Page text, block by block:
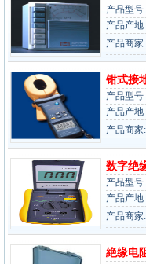
产品型号
产品产
产品商家
钳式接
产品型号
产品产
产品商家
数字绝
产品型号
产品产
产品商家
絶缘电